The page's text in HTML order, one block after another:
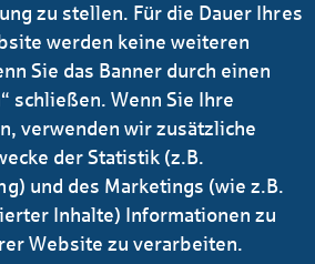
klingelt bei Carsten Gath
der Gruppe
in der Abteilung
der WIBank betreut
Agrarportal. Als er den Hörer
zu seiner Verwunderung
heute doch nicht gestartet?
nicht da.“ Es folgen weitere
zu stellen. Für die Dauer Ihres
werden keine weiteren
Sie das Banner durch einen
schließen. Wenn Sie Ihre
verwenden wir zusätzliche
der Statistik (z.B.
und des Marketings (wie z.B.
Inhalte) Informationen zu
Website zu verarbeiten.